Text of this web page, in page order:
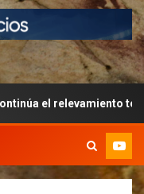
técnico en